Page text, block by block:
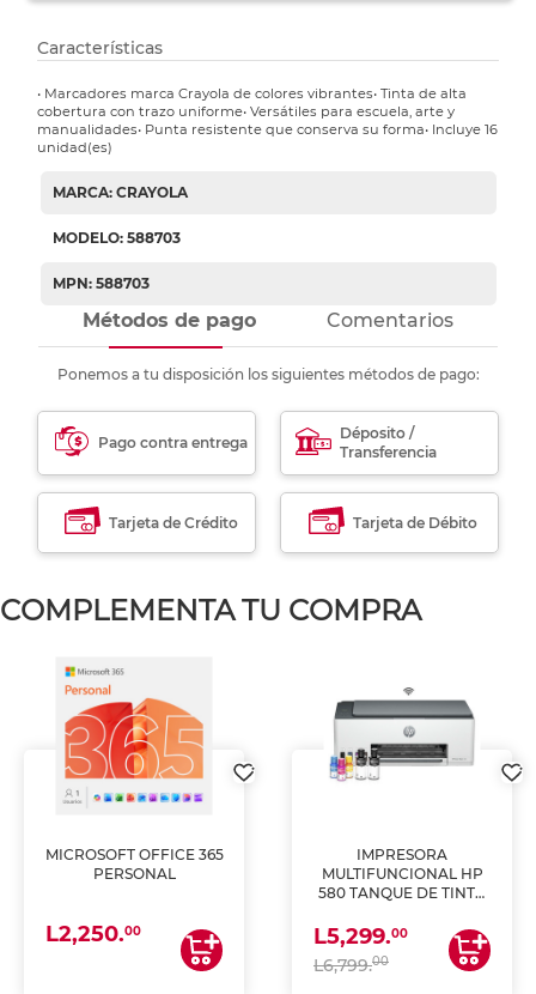
Características
• Marcadores marca Crayola de colores vibrantes• Tinta de alta
cobertura con trazo uniforme• Versátiles para escuela, arte y
manualidades• Punta resistente que conserva su forma• Incluye 16
unidad(es)
MARCA: CRAYOLA
MODELO: 588703
MPN: 588703
Métodos de pago Comentarios
Ponemos a tu disposición los siguientes métodos de pago:
Pago contra entrega
Déposito /
Transferencia
Tarjeta de Crédito Tarjeta de Débito
COMPLEMENTA TU COMPRA
MICROSOFT OFFICE 365
PERSONAL
L2,250.00
IMPRESORA
MULTIFUNCIONAL HP
580 TANQUE DE TINTA
ESCANEA)
L5,299.00
L6,799.00